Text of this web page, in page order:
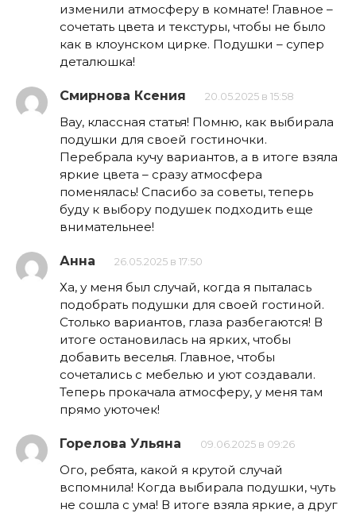
изменили атмосферу в комнате! Главное –
сочетать цвета и текстуры, чтобы не было
как в клоунском цирке. Подушки – супер
деталюшка!
Смирнова Ксения 20.05.2025 в 15:58
Вау, классная статья! Помню, как выбирала
подушки для своей гостиночки.
Перебрала кучу вариантов, а в итоге взяла
яркие цвета – сразу атмосфера
поменялась! Спасибо за советы, теперь
буду к выбору подушек подходить еще
внимательнее!
Анна 26.05.2025 в 17:50
Ха, у меня был случай, когда я пыталась
подобрать подушки для своей гостиной.
Столько вариантов, глаза разбегаются! В
итоге остановилась на ярких, чтобы
добавить веселья. Главное, чтобы
сочетались с мебелью и уют создавали.
Теперь прокачала атмосферу, у меня там
прямо уюточек!
Горелова Ульяна 09.06.2025 в 09:26
Ого, ребята, какой я крутой случай
вспомнила! Когда выбирала подушки, чуть
не сошла с ума! В итоге взяла яркие, а друг